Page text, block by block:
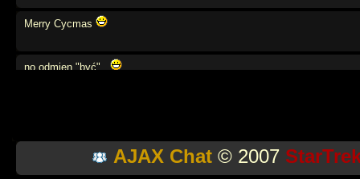
Merry Cycmas
no odmien "być",,
moze powtórzymy angielski?AJAX Chat© 2007